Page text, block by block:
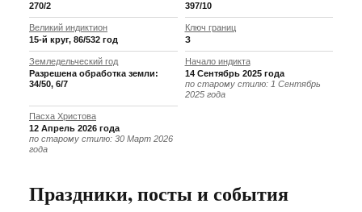
270/2
397/10
Великий индиктион
15-й круг, 86/532 год
Ключ границ
З
Земледельческий год
Разрешена обработка земли:
34/50, 6/7
Начало индикта
14 Сентябрь 2025 года
по старому стилю: 1 Сентябрь
2025 года
Пасха Христова
12 Апрель 2026 года
по старому стилю: 30 Март 2026
года
Праздники, посты и события